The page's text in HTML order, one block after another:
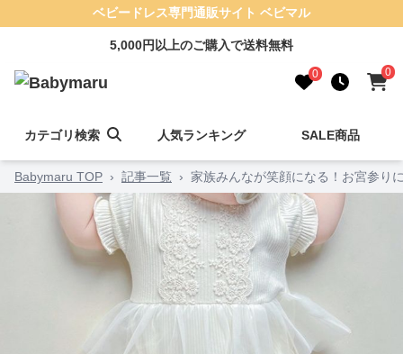
ベビードレス専門通販サイト ベビマル
5,000円以上のご購入で送料無料
0 0
カテゴリ検索 人気ランキング SALE商品
Babymaru TOP › 記事一覧 › 家族みんなが笑顔になる！お宮参り